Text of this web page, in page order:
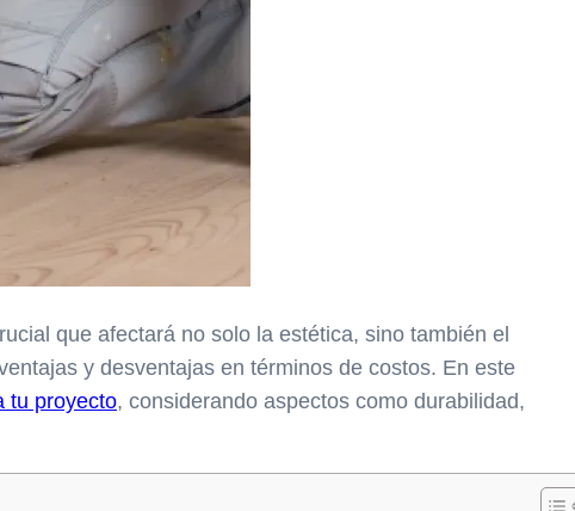
que afectará no solo la estética, sino también el
y desventajas en términos de costos. En este
tu proyecto, considerando aspectos como durabilidad,